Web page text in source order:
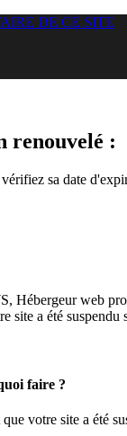
DE CE SITE
renouvelé :
sa date
Hébergeur web
site a été
faire ?
votre site a été